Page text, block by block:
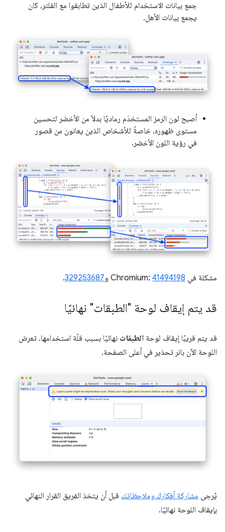
جمع بيانات الاستخدام للأطفال الذين تطابقوا مع الفلتر، كان
يجمع بيانات الأهل.
أصبح لون الرمز المستخدَم رماديًا بدلاً من الأخضر لتحسين
مستوى ظهوره، خاصةً للأشخاص الذين يعانون من قصور
في رؤية اللون الأخضر.
مشكلة في Chromium: 41494198 و329253687
.
قد يتم إيقاف لوحة "الطبقات" نهائيًا
قد يتم قريبًا إيقاف لوحة الطبقات نهائيًا بسبب قلّة استخدامها. تعرض
اللوحة الآن بانر تحذير في أعلى الصفحة.
يُرجى مشاركة أفكارك وملاحظاتك قبل أن يتخذ الفريق القرار النهائي
بإيقاف اللوحة نهائيًا.